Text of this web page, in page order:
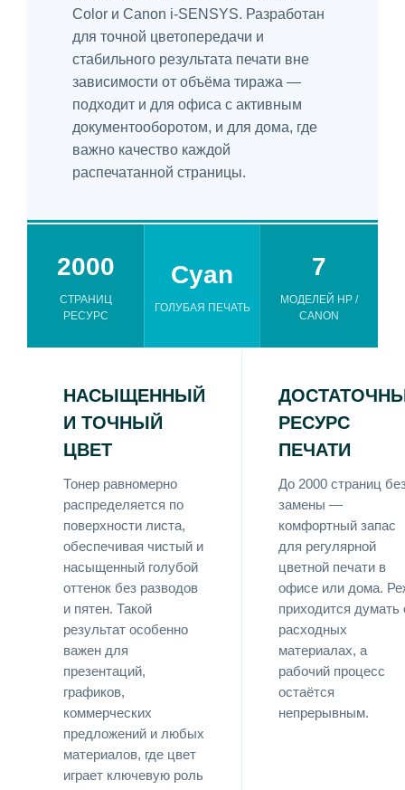
Color и Canon i-SENSYS. Разработан
для точной цветопередачи и
стабильного результата печати вне
зависимости от объёма тиража —
подходит и для офиса с активным
документооборотом, и для дома, где
важно качество каждой
распечатанной страницы.
2000
СТРАНИЦ
РЕСУРС
Cyan
ГОЛУБАЯ ПЕЧАТЬ
7
МОДЕЛЕЙ HP /
CANON
НАСЫЩЕННЫЙ
И ТОЧНЫЙ
ЦВЕТ
Тонер равномерно
распределяется по
поверхности листа,
обеспечивая чистый и
насыщенный голубой
оттенок без разводов
и пятен. Такой
результат особенно
важен для
презентаций,
графиков,
коммерческих
предложений и любых
материалов, где цвет
играет ключевую роль
РЕСУРС
ПЕЧАТИ
До 2000 страниц
замены —
комфортный запас
для регулярной
цветной печати в
офисе или дома.
приходится думать
расходных
материалах, а
рабочий процесс
остаётся
непрерывным.